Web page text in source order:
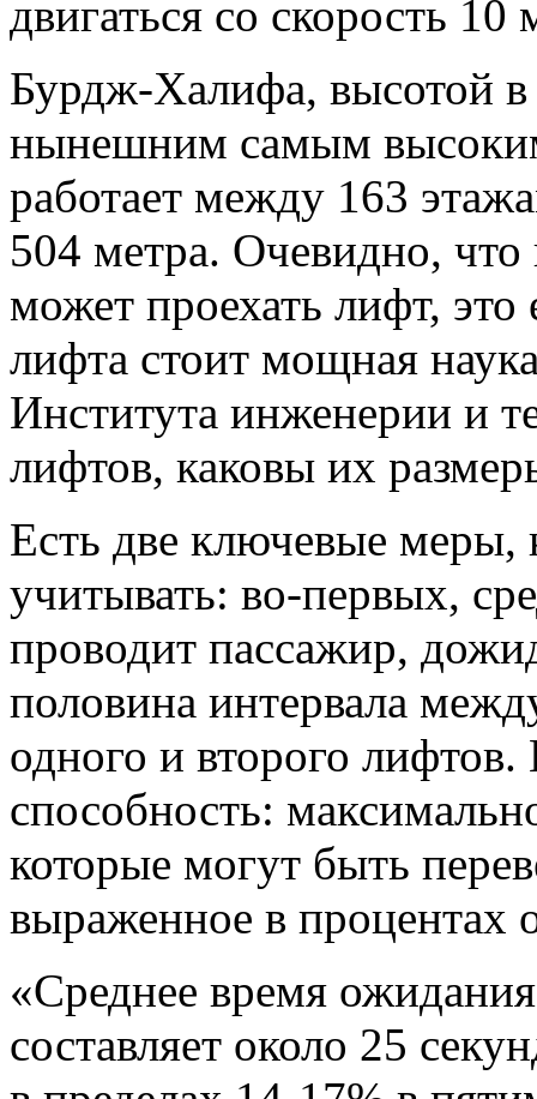
двигаться со скорость 10
Бурдж-Халифа, высотой в
нынешним самым
работает между 163
504 метра. Очевидно, что
может проехать лифт,
лифта стоит мощная
Института инженерии и
лифтов, каковы их
Есть две ключевые
учитывать: во-первых,
проводит пассажир,
половина интервала
одного и второго
способность:
которые могут быть
выраженное в процентах
«Среднее время
составляет около 25